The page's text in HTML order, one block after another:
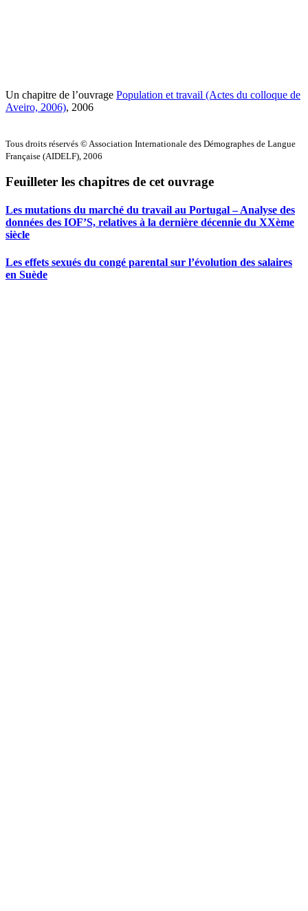
Un chapitre de l’ouvrage Population et travail (Actes du colloque de
Aveiro, 2006), 2006
Tous droits réservés © Association Internationale des Démographes de Langue
Française (AIDELF), 2006
Feuilleter les chapitres de cet ouvrage
Les mutations du marché du travail au Portugal – Analyse des
données des IOF’S, relatives à la dernière décennie du XXème
siècle
Les effets sexués du congé parental sur l’évolution des salaires
en Suède